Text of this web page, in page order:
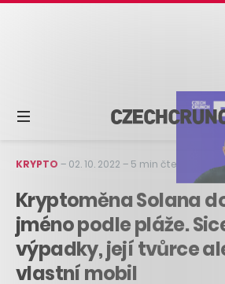
KRYPTO – 02. 10. 2022 – 5 min čtení
Kryptoměna Solana
jméno podle pláže.
výpadky, její tvůrce
vlastní mobil